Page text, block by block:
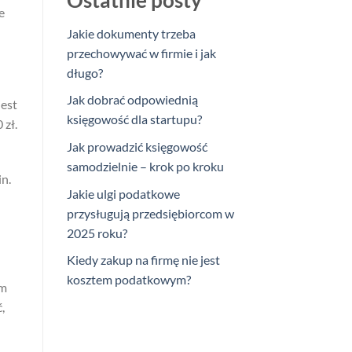
Jakie dokumenty trzeba
przechowywać w firmie i jak
długo?
Jak dobrać odpowiednią
księgowość dla startupu?
Jak prowadzić księgowość
samodzielnie – krok po kroku
Jakie ulgi podatkowe
przysługują przedsiębiorcom w
2025 roku?
Kiedy zakup na firmę nie jest
kosztem podatkowym?